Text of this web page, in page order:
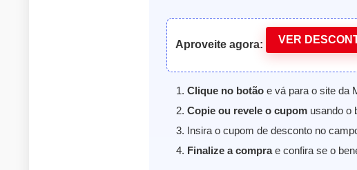
Aproveite agora: VER
Clique no botão e vá para o site da
Copie ou revele o cupom usando o
Insira o cupom de desconto no
Finalize a comprae confira se o